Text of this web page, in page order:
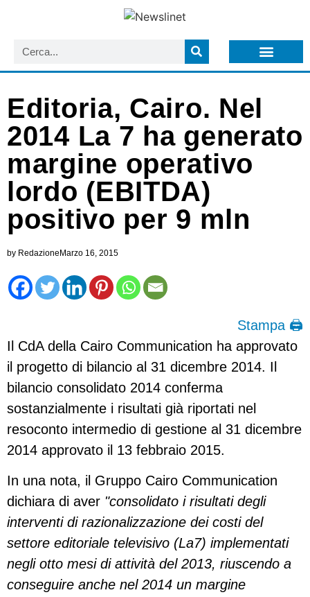
Editoria, Cairo. Nel
2014 La 7 ha generato
margine operativo
lordo (EBITDA)
positivo per 9 mln
by RedazioneMarzo 16, 2015
Stampa 🖨
Il CdA della Cairo Communication ha approvato
il progetto di bilancio al 31 dicembre 2014. Il
bilancio consolidato 2014 conferma
sostanzialmente i risultati già riportati nel
resoconto intermedio di gestione al 31 dicembre
2014 approvato il 13 febbraio 2015.
In una nota, il Gruppo Cairo Communication
dichiara di aver "consolidato i risultati degli
interventi di razionalizzazione dei costi del
settore editoriale televisivo (La7) implementati
negli otto mesi di attività del 2013, riuscendo a
conseguire anche nel 2014 un margine